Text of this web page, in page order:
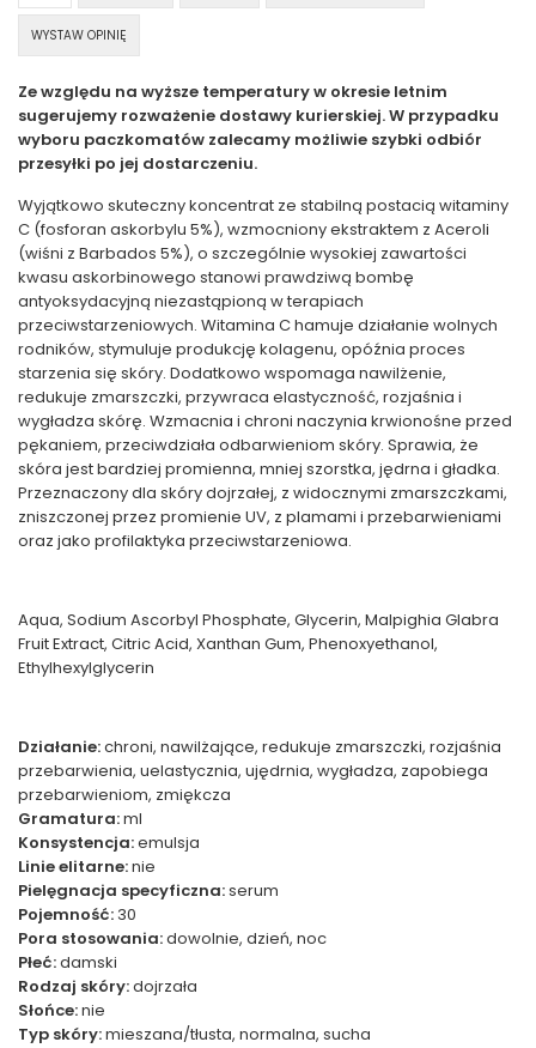
WYSTAW OPINIĘ
Ze względu na wyższe temperatury w okresie letnim
sugerujemy rozważenie dostawy kurierskiej. W przypadku
wyboru paczkomatów zalecamy możliwie szybki odbiór
przesyłki po jej dostarczeniu.
Wyjątkowo skuteczny koncentrat ze stabilną postacią witaminy
C (fosforan askorbylu 5%), wzmocniony ekstraktem z Aceroli
(wiśni z Barbados 5%), o szczególnie wysokiej zawartości
kwasu askorbinowego stanowi prawdziwą bombę
antyoksydacyjną niezastąpioną w terapiach
przeciwstarzeniowych. Witamina C hamuje działanie wolnych
rodników, stymuluje produkcję kolagenu, opóźnia proces
starzenia się skóry. Dodatkowo wspomaga nawilżenie,
redukuje zmarszczki, przywraca elastyczność, rozjaśnia i
wygładza skórę. Wzmacnia i chroni naczynia krwionośne przed
pękaniem, przeciwdziała odbarwieniom skóry. Sprawia, że
skóra jest bardziej promienna, mniej szorstka, jędrna i gładka.
Przeznaczony dla skóry dojrzałej, z widocznymi zmarszczkami,
zniszczonej przez promienie UV, z plamami i przebarwieniami
oraz jako profilaktyka przeciwstarzeniowa.
Aqua, Sodium Ascorbyl Phosphate, Glycerin, Malpighia Glabra
Fruit Extract, Citric Acid, Xanthan Gum, Phenoxyethanol,
Ethylhexylglycerin
Działanie:chroni, nawilżające, redukuje zmarszczki, rozjaśnia
przebarwienia, uelastycznia, ujędrnia, wygładza, zapobiega
przebarwieniom, zmiękcza
Gramatura:ml
Konsystencja:emulsja
Linie elitarne:nie
Pielęgnacja specyficzna:serum
Pojemność: 30
Pora stosowania:dowolnie, dzień, noc
Płeć:damski
Rodzaj skóry:dojrzała
Słońce:nie
Typ skóry:mieszana/tłusta, normalna, sucha